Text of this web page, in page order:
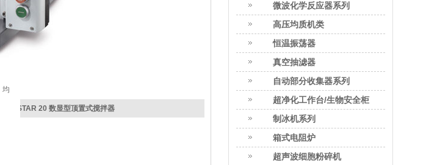
微波化学反应器系列
高压均质机类
恒温振荡器
真空抽滤器
自动部分收集器系列
超净化工作台/生物安全柜
制冰机系列
箱式电阻炉
超声波细胞粉碎机
均
20 数显型顶置式搅拌器